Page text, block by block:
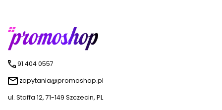
91 404 0557
zapytania@promoshop.pl
ul. Staffa 12, 71-149 Szczecin, PL